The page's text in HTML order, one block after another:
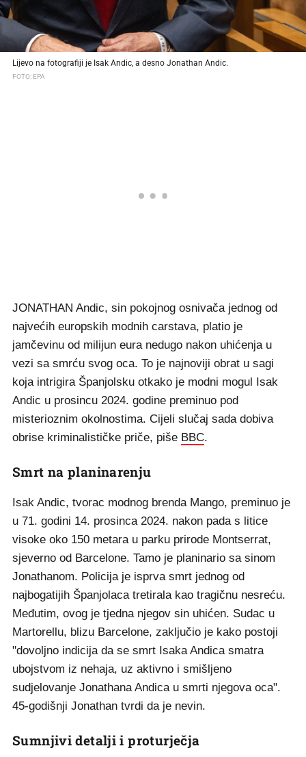
Lijevo na fotografiji je Isak Andic, a desno Jonathan Andic.
FOTO: EPA
JONATHAN Andic, sin pokojnog osnivača jednog od
najvećih europskih modnih carstava, platio je
jamčevinu od milijun eura nedugo nakon uhićenja u
vezi sa smrću svog oca. To je najnoviji obrat u sagi
koja intrigira Španjolsku otkako je modni mogul Isak
Andic u prosincu 2024. godine preminuo pod
misterioznim okolnostima. Cijeli slučaj sada dobiva
obrise kriminalističke priče, piše BBC.
Smrt na planinarenju
Isak Andic, tvorac modnog brenda Mango, preminuo je
u 71. godini 14. prosinca 2024. nakon pada s litice
visoke oko 150 metara u parku prirode Montserrat,
sjeverno od Barcelone. Tamo je planinario sa sinom
Jonathanom. Policija je isprva smrt jednog od
najbogatijih Španjolaca tretirala kao tragičnu nesreću.
Međutim, ovog je tjedna njegov sin uhićen. Sudac u
Martorellu, blizu Barcelone, zaključio je kako postoji
"dovoljno indicija da se smrt Isaka Andica smatra
ubojstvom iz nehaja, uz aktivno i smišljeno
sudjelovanje Jonathana Andica u smrti njegova oca".
45-godišnji Jonathan tvrdi da je nevin.
Sumnjivi detalji i proturječja